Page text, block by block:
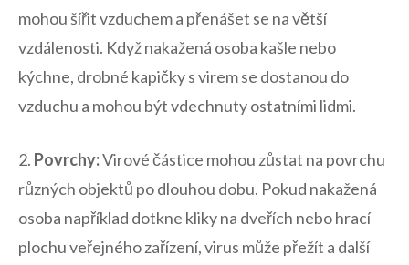
mohou šířit vzduchem a přenášet se na ‍větší
vzdálenosti. Když nakažená osoba kašle nebo
kýchne, drobné kapičky s virem se dostanou do
‌vzduchu⁤ a mohou být vdechnuty ostatními lidmi.
2. Povrchy:Virové částice mohou zůstat na povrchu
různých objektů po dlouhou dobu. Pokud nakažená
osoba například dotkne kliky‍ na dveřích nebo hrací⁤
plochu veřejného zařízení,‌ virus může přežít a další